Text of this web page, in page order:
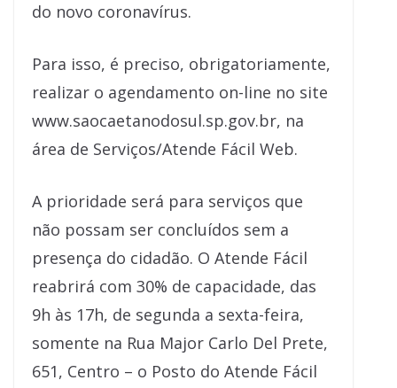
do novo coronavírus.
Para isso, é preciso, obrigatoriamente,
realizar o agendamento on-line no site
www.saocaetanodosul.sp.gov.br, na
área de Serviços/Atende Fácil Web.
A prioridade será para serviços que
não possam ser concluídos sem a
presença do cidadão. O Atende Fácil
reabrirá com 30% de capacidade, das
9h às 17h, de segunda a sexta-feira,
somente na Rua Major Carlo Del Prete,
651, Centro – o Posto do Atende Fácil